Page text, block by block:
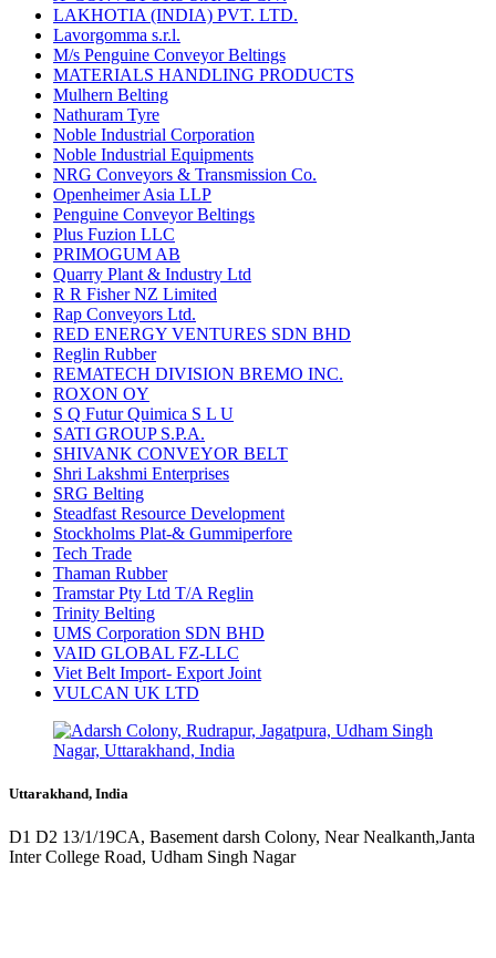
LAKHOTIA (INDIA) PVT. LTD.
Lavorgomma s.r.l.
M/s Penguine Conveyor Beltings
MATERIALS HANDLING PRODUCTS
Mulhern Belting
Nathuram Tyre
Noble Industrial Corporation
Noble Industrial Equipments
NRG Conveyors & Transmission Co.
Openheimer Asia LLP
Penguine Conveyor Beltings
Plus Fuzion LLC
PRIMOGUM AB
Quarry Plant & Industry Ltd
R R Fisher NZ Limited
Rap Conveyors Ltd.
RED ENERGY VENTURES SDN BHD
Reglin Rubber
REMATECH DIVISION BREMO INC.
ROXON OY
S Q Futur Quimica S L U
SATI GROUP S.P.A.
SHIVANK CONVEYOR BELT
Shri Lakshmi Enterprises
SRG Belting
Steadfast Resource Development
Stockholms Plat-& Gummiperfore
Tech Trade
Thaman Rubber
Tramstar Pty Ltd T/A Reglin
Trinity Belting
UMS Corporation SDN BHD
VAID GLOBAL FZ-LLC
Viet Belt Import- Export Joint
VULCAN UK LTD
Uttarakhand, India
D1 D2 13/1/19CA, Basement darsh Colony, Near Nealkanth,Janta
Inter College Road, Udham Singh Nagar